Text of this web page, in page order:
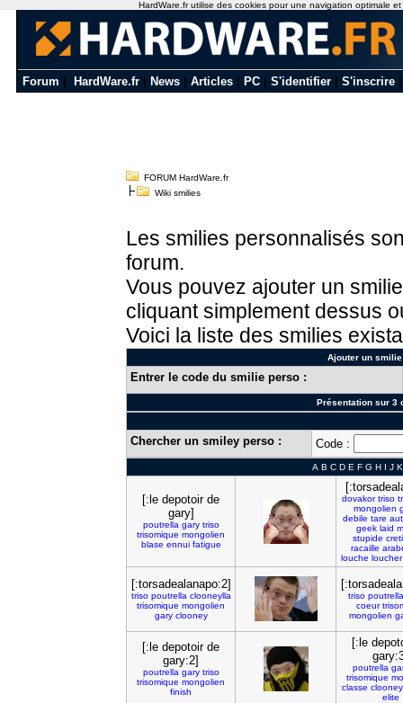
Forum HardWare.fr News Articles PC S'identifier S'inscrire
FORUM HardWare.fr
Wiki smilies
Les smilies personnalisés
forum.
Vous pouvez ajouter un
cliquant simplement dessus
Voici la liste des smilies
Ajouter un
Entrer le code du smilie perso :
Présentation sur 3
Chercher un smiley perso : Code :
A B C D E F G H I J K
[:le depotoir de
gary]
poutrella gary triso
trisomique mongolien
blase ennui fatigue
dovakor triso
mongolien
debile tare
geek laid
stupide
racaille
louche loucher
[:torsadealanapo:2]
triso poutrella clooneylla
trisomique mongolien
gary clooney
triso poutrella
coeur
mongolien
[:le depotoir de
gary:2]
poutrella gary triso
trisomique mongolien
finish
[:le
poutrella
trisomique
classe clooney
elite
HardWare.fr utilise des cookies pour une navigation optimale